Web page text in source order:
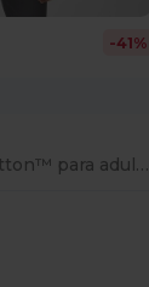
-41%
Camiseta Ultra Cotton™ para adultos de manga larga